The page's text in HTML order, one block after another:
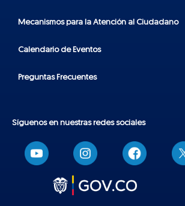
Mecanismos para la Atención al Ciudadano
Calendario de Eventos
Preguntas Frecuentes
Síguenos en nuestras redes sociales